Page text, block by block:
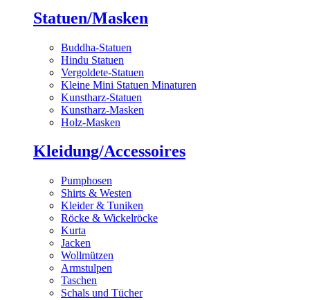
Statuen/Masken
Buddha-Statuen
Hindu Statuen
Vergoldete-Statuen
Kleine Mini Statuen Minaturen
Kunstharz-Statuen
Kunstharz-Masken
Holz-Masken
Kleidung/Accessoires
Pumphosen
Shirts & Westen
Kleider & Tuniken
Röcke & Wickelröcke
Kurta
Jacken
Wollmützen
Armstulpen
Taschen
Schals und Tücher